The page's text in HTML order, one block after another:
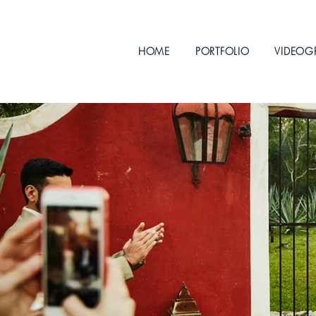
HOME PORTFOLIO